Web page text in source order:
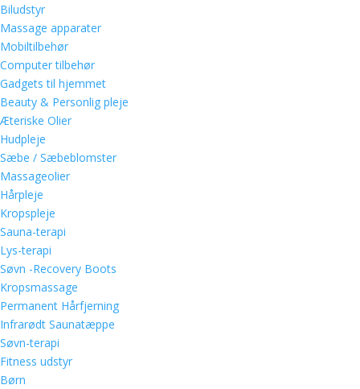
Biludstyr
Massage apparater
Mobiltilbehør
Computer tilbehør
Gadgets til hjemmet
Beauty & Personlig pleje
Æteriske Olier
Hudpleje
Sæbe / Sæbeblomster
Massageolier
Hårpleje
Kropspleje
Sauna-terapi
Lys-terapi
Søvn -Recovery Boots
Kropsmassage
Permanent Hårfjerning
Infrarødt Saunatæppe
Søvn-terapi
Fitness udstyr
Børn